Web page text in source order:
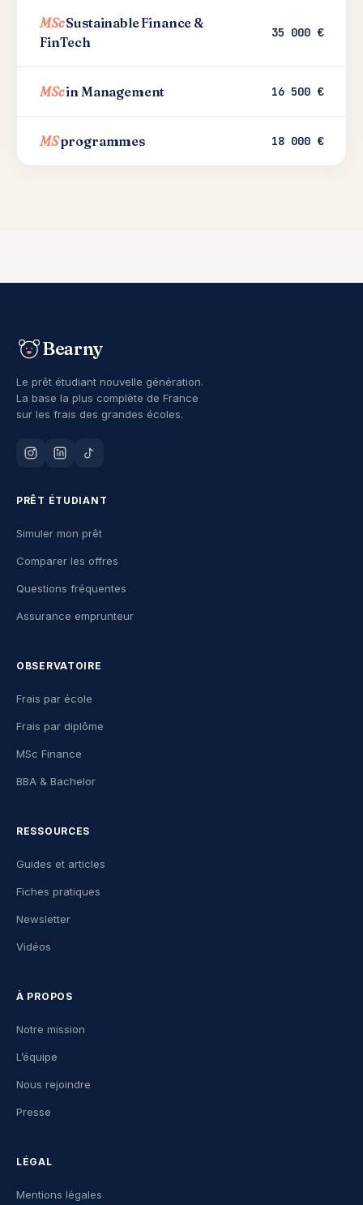
MScSustainable Finance &
FinTech
35 000 €
MScin Management 16 500 €
MSprogrammes 18 000 €
Bearny
Le prêt étudiant nouvelle génération.
La base la plus complète de France
sur les frais des grandes écoles.
PRÊT ÉTUDIANT
Simuler mon prêt
Comparer les offres
Questions fréquentes
Assurance emprunteur
OBSERVATOIRE
Frais par école
Frais par diplôme
MSc Finance
BBA & Bachelor
RESSOURCES
Guides et articles
Fiches pratiques
Newsletter
Vidéos
À PROPOS
Notre mission
L’équipe
Nous rejoindre
Presse
LÉGAL
Mentions légales